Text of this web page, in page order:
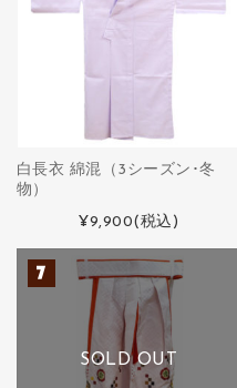
白長衣 綿混（3シーズン･冬
物）
¥9,900(税込)
SOLD OUT